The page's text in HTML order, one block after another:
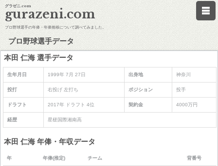
グラゼニ.com
gurazeni.com
プロ野球選手の年俸・年俸推移について調べてみました。
プロ野球選手データ
本田 仁海 選手データ
生年月日 1999年 7月 27日 出身地 神奈川
投打 右投げ 左打ち ポジション 投手
ドラフト 2017年 ドラフト 4位 契約金 4000万円
経歴 星槎国際湘南高
本田 仁海 年俸・年収データ
年 年俸(推定) チーム 背番号